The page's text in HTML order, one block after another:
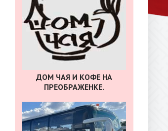
ДОМ ЧАЯ И КОФЕ НА
ПРЕОБРАЖЕНКЕ.